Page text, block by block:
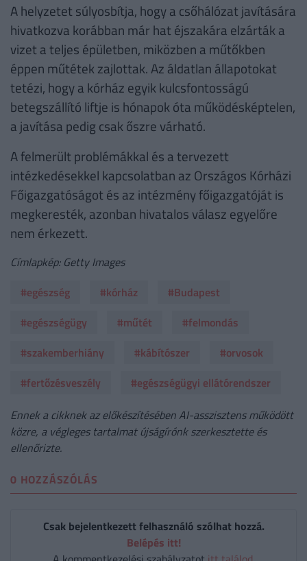
A helyzetet súlyosbítja, hogy a csőhálózat javítására
hivatkozva korábban már hat éjszakára elzárták a
vizet a teljes épületben, miközben a műtőkben
éppen műtétek zajlottak. Az áldatlan állapotokat
tetézi, hogy a kórház egyik kulcsfontosságú
betegszállító liftje is hónapok óta működésképtelen,
a javítása pedig csak őszre várható.
A felmerült problémákkal és a tervezett
intézkedésekkel kapcsolatban az Országos Kórházi
Főigazgatóságot és az intézmény főigazgatóját is
megkeresték, azonban hivatalos válasz egyelőre
nem érkezett.
Címlapkép: Getty Images
#egészség
#kórház
#Budapest
#egészségügy
#műtét
#felmondás
#szakemberhiány
#kábítószer
#orvosok
#fertőzésveszély
#egészségügyi ellátórendszer
Ennek a cikknek az előkészítésében AI-asszisztens működött
közre, a végleges tartalmat újságírónk szerkesztette és
ellenőrizte.
0 HOZZÁSZÓLÁS
Csak bejelentkezett felhasználó szólhat hozzá.
Belépés itt!